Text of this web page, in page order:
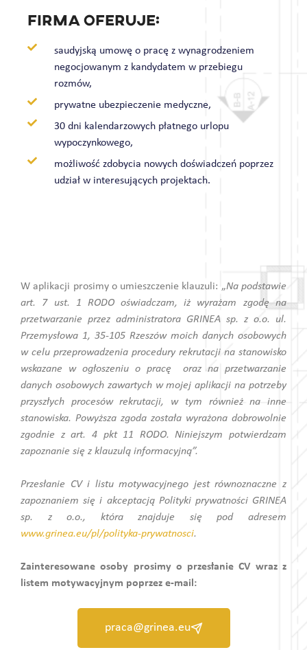
Firma oferuje:
saudyjską umowę o pracę z wynagrodzeniem
negocjowanym z kandydatem w przebiegu
rozmów,
prywatne ubezpieczenie medyczne,
30 dni kalendarzowych płatnego urlopu
wypoczynkowego,
możliwość zdobycia nowych doświadczeń poprzez
udział w interesujących projektach.
W aplikacji prosimy o umieszczenie klauzuli: „Na podstawie
art. 7 ust. 1 RODO oświadczam, iż wyrażam zgodę na
przetwarzanie przez administratora GRINEA sp. z o.o. ul.
Przemysłowa 1, 35-105 Rzeszów moich danych osobowych
w celu przeprowadzenia procedury rekrutacji na stanowisko
wskazane w ogłoszeniu o pracę oraz na przetwarzanie
danych osobowych zawartych w mojej aplikacji na potrzeby
przyszłych procesów rekrutacji, w tym również na inne
stanowiska. Powyższa zgoda została wyrażona dobrowolnie
zgodnie z art. 4 pkt 11 RODO. Niniejszym potwierdzam
zapoznanie się z klauzulą informacyjną”.
Przesłanie CV i listu motywacyjnego jest równoznaczne z
zapoznaniem się i akceptacją Polityki prywatności GRINEA
sp. z o.o., która znajduje się pod adresem
www.grinea.eu/pl/polityka-prywatnosci.
Zainteresowane osoby prosimy o przesłanie CV wraz z
listem motywacyjnym poprzez e-mail:
praca@grinea.eu